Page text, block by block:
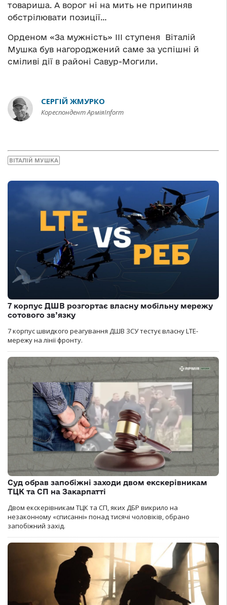
товариша. А ворог ні на мить не припиняв
обстрілювати позиції…
Орденом «За мужність» III ступеня Віталій
Мушка був нагороджений саме за успішні й
сміливі дії в районі Савур-Могили.
СЕРГІЙ ЖМУРКО
Кореспондент АрміяInform
ВІТАЛІЙ МУШКА
7 корпус ДШВ розгортає власну мобільну мережу
сотового зв’язку
7 корпус швидкого реагування ДШВ ЗСУ тестує власну LTE-
мережу на лінії фронту.
Суд обрав запобіжні заходи двом екскерівникам
ТЦК та СП на Закарпатті
Двом екскерівникам ТЦК та СП, яких ДБР викрило на
незаконному «списанні» понад тисячі чоловіків, обрано
запобіжний захід.